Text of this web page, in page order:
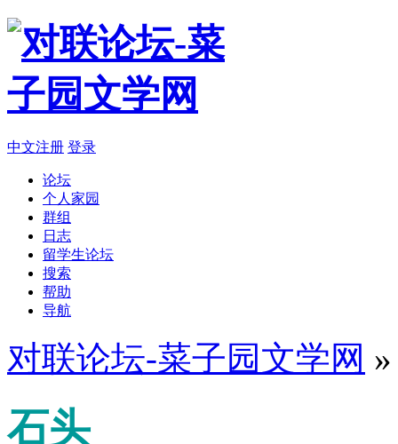
中文注册 登录
论坛
个人家园
群组
日志
留学生论坛
搜索
帮助
导航
对联论坛-菜子园文学网
石头